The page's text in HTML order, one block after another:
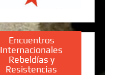
Encuentros
Internacionales
Rebeldías y
Resistencias